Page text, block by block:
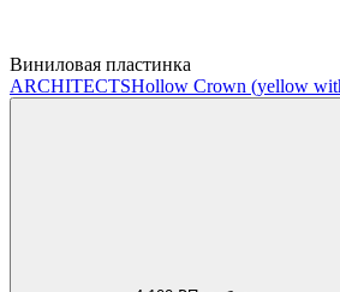
Виниловая пластинка
ARCHITECTSHollow Crown (yellow